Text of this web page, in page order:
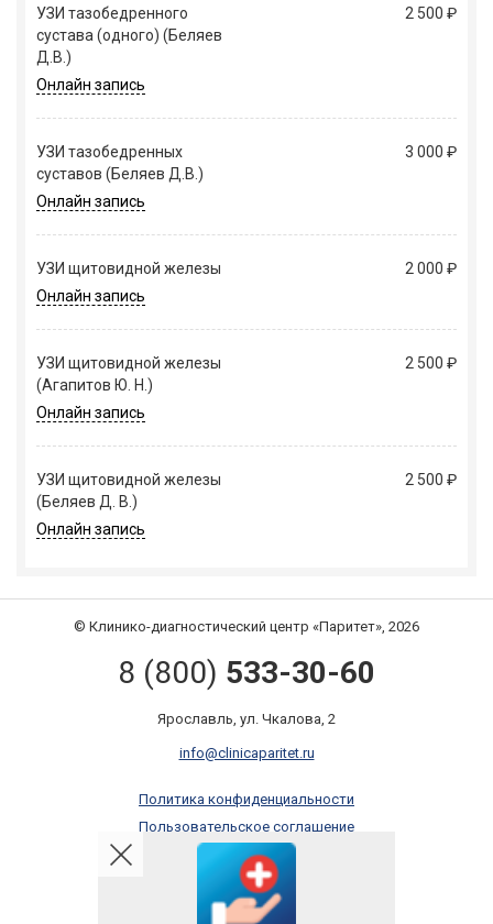
УЗИ тазобедренного
сустава (одного) (Беляев
Д.В.)
2 500 ₽
Онлайн запись
УЗИ тазобедренных
суставов (Беляев Д.В.)
3 000 ₽
Онлайн запись
УЗИ щитовидной железы
2 000 ₽
Онлайн запись
УЗИ щитовидной железы
(Агапитов Ю. Н.)
2 500 ₽
Онлайн запись
УЗИ щитовидной железы
(Беляев Д. В.)
2 500 ₽
Онлайн запись
© Клинико-диагностический центр «Паритет», 2026
8 (800) 533-30-60
Ярославль, ул. Чкалова, 2
info@clinicaparitet.ru
Политика конфиденциальности
Пользовательское соглашение
Правила оказания платных услуг